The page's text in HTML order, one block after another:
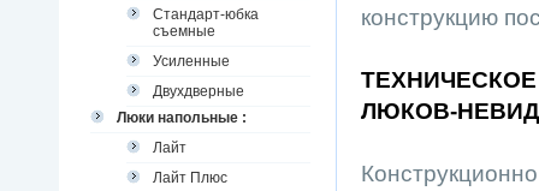
Стандарт-юбка
съемные
Усиленные
Двухдверные
Люки напольные :
Лайт
Лайт Плюс
конструкцию
ЛЮКОВ-